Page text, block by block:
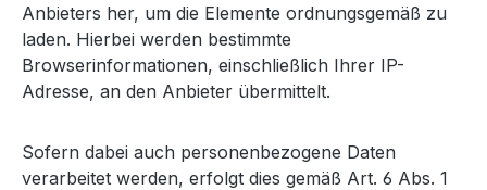
Anbieters her, um die Elemente ordnungsgemäß zu
laden. Hierbei werden bestimmte
Browserinformationen, einschließlich Ihrer IP-
Adresse, an den Anbieter übermittelt.
Sofern dabei auch personenbezogene Daten
verarbeitet werden, erfolgt dies gemäß Art. 6 Abs. 1